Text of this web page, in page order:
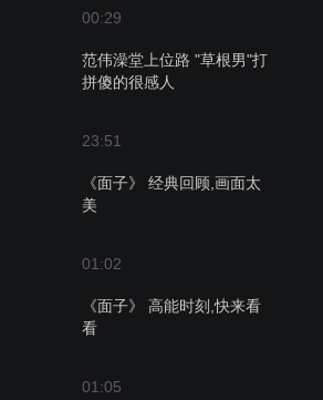
00:29
范伟澡堂上位路 "草根男"打
拼傻的很感人
23:51
《面子》 经典回顾,画面太
美
01:02
《面子》 高能时刻,快来看
看
01:05